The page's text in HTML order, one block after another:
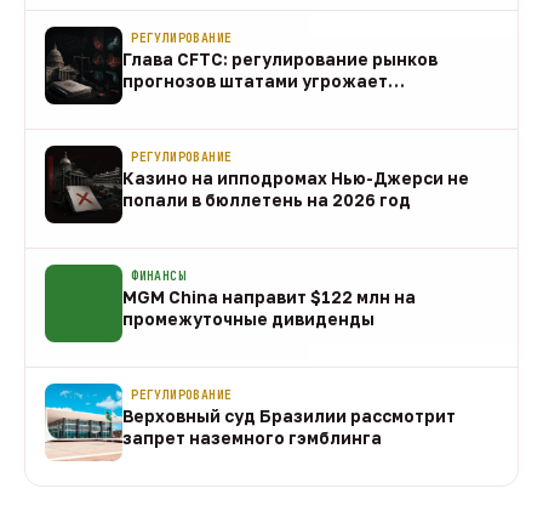
РЕГУЛИРОВАНИЕ
Глава CFTC: регулирование рынков
прогнозов штатами угрожает
РЕГУЛИРОВАНИЕ
Казино на ипподромах Нью-Джерси не
попали в бюллетень на 2026 год
ФИНАНСЫ
MGM China направит $122 млн на
промежуточные дивиденды
РЕГУЛИРОВАНИЕ
Верховный суд Бразилии рассмотрит
запрет наземного гэмблинга